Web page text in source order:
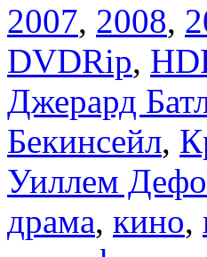
2007, 2008,
DVDRip,
Джерард
Бекинсейл,
Уиллем Дефо
драма, кино,